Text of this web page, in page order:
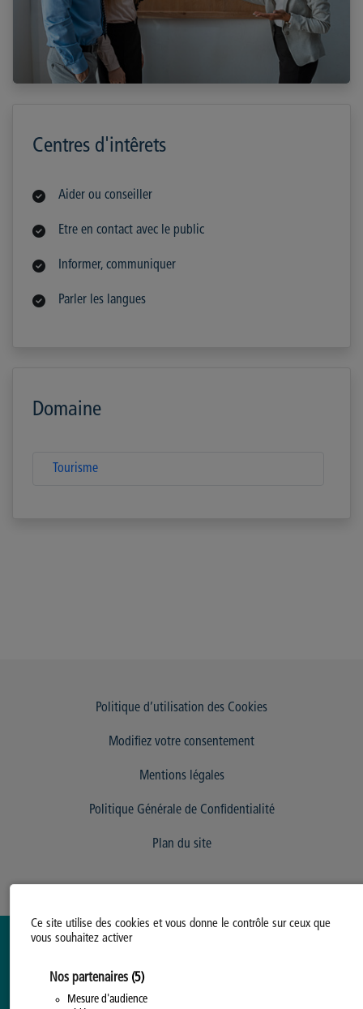
Ce site utilise des cookies et vous donne le contrôle sur ceux que
vous souhaitez activer
Nos partenaires (5)
Mesure d'audience
Centres d'intêrets
Aider ou conseiller
Etre en contact avec le public
Informer, communiquer
Parler les langues
Domaine
Tourisme
Politique d’utilisation des Cookies
Modifiez votre consentement
Mentions légales
Politique Générale de Confidentialité
Plan du site